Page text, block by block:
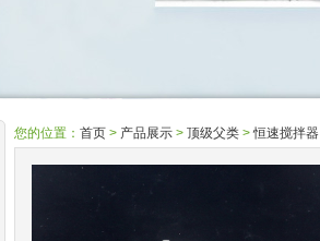
您的位置： 首页 > 产品展示 > 顶级父类 >恒速搅拌器